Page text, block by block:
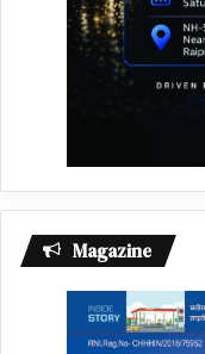
Magazine